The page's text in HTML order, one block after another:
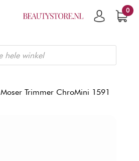
0
Moser Trimmer ChroMini 1591